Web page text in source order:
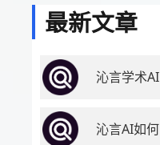
最新文章
沁言学术AI
沁言AI如何